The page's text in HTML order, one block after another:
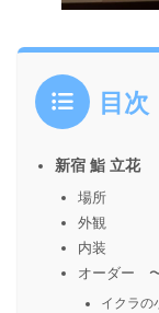
目次
新宿 鮨 立花
場所
外観
内装
オーダー
イクラの